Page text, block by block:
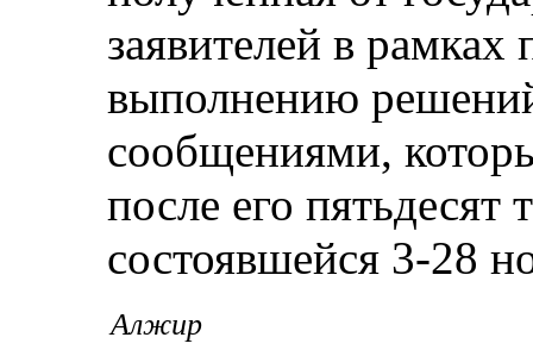
заявителей в
выполнению
сообщениями,
после его пятьдесят
состоявшейся 3-28
Алжир